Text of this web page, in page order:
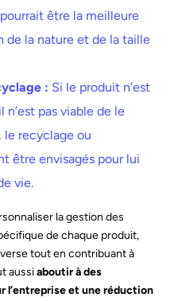
être la meilleure
de la nature et de la taille
: Si le produit n’est
n’est pas viable de le
recyclage ou
être envisagés pour lui
vie.
la gestion des
de chaque produit,
tout en contribuant à
aussiaboutir à des
l’entreprise et une réduction